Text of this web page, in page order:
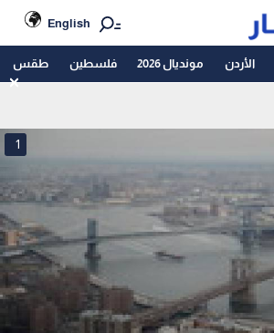
English
الأردن مونديال 2026 فلسطين طقس
1